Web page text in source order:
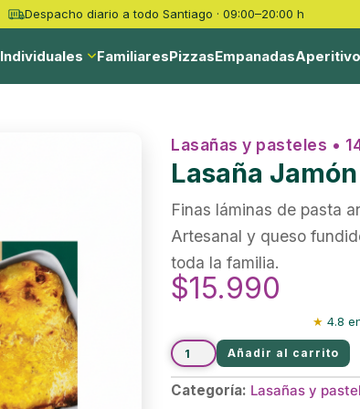
Despacho diario a todo Santiago · 09:00–20:00 h
Individuales FamiliaresPizzasEmpanadas
Lasañas y pasteles •
Lasaña
Finas láminas de pasta
Artesanal y queso
toda la familia.
$15.990
★ 4.8
Añadir al carrito
Categoría: Lasañas y